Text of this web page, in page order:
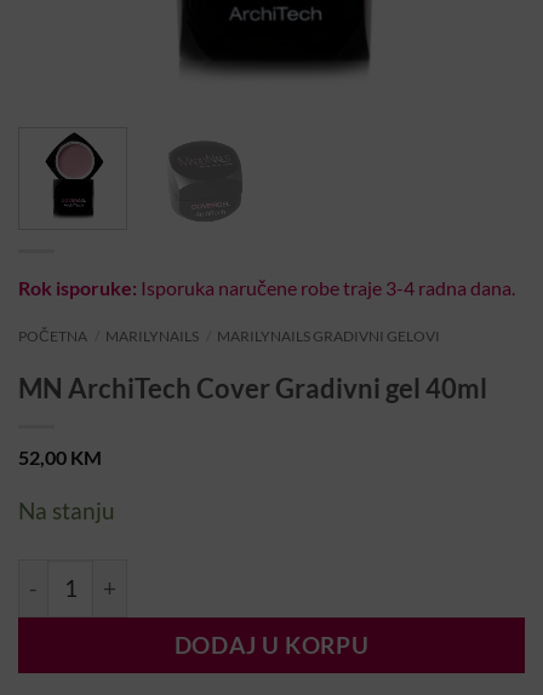
Rok isporuke: Isporuka naručene robe traje 3-4 radna dana.
POČETNA MARILYNAILS MARILYNAILS GRADIVNI GELOVI
MN ArchiTech Cover Gradivni gel 40ml
52,00 KM
Na stanju
MN ArchiTech Cover Gradivni gel 40ml količina
DODAJ U KORPU